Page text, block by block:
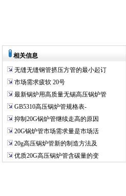
相关信息
无缝无缝钢管挤压方管的最小起订
市场需求疲软 20号
最新锅炉用高质量无锡高压锅炉管
GB5310高压锅炉管规格表-
抑制20G锅炉管继续走高的原因
20G锅炉管市场需求量是市场活
20g高压锅炉管新的制造方法及
优质20G高压锅炉管含碳量的变